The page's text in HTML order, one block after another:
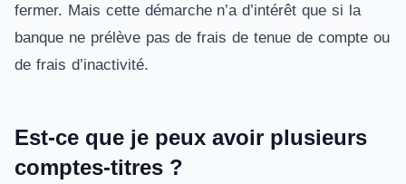
fermer. Mais cette démarche n’a d’intérêt que si la
banque ne prélève pas de frais de tenue de compte ou
de frais d’inactivité.
Est-ce que je peux avoir plusieurs
comptes-titres ?